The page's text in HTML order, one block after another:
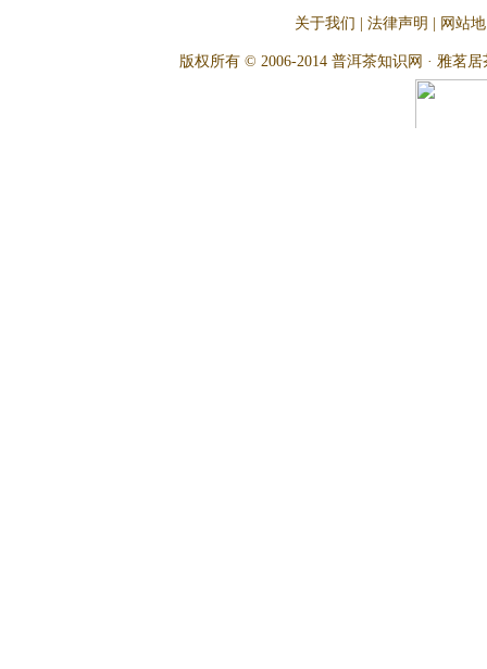
关于我们 法律声明 网站
版权所有 © 2006-2014 普洱茶知识网 · 雅茗